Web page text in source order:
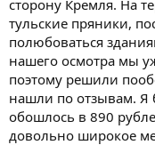
сторону Кремля. На
тульские пряники,
полюбоваться
нашего осмотра мы
поэтому решили
нашли по отзывам. Я
обошлось в 890
довольно широкое